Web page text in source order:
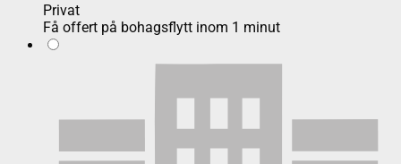
Privat
Få offert på bohagsflytt inom 1 minut